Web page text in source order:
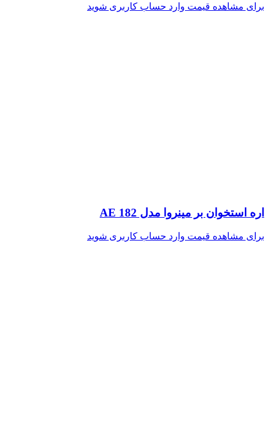
برای مشاهده قیمت وارد حساب کاربری شوید
اره استخوان بر مینروا مدل AE 182
برای مشاهده قیمت وارد حساب کاربری شوید